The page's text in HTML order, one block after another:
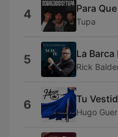
4 Para
Tupa
5 La Barca
Rick
6 Tu
Hugo